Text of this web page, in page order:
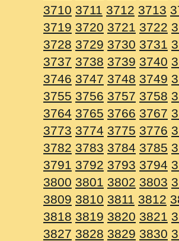
3710 3711 3712 3713
3719 3720 3721 3722
3728 3729 3730 3731
3737 3738 3739 3740
3746 3747 3748 3749
3755 3756 3757 3758
3764 3765 3766 3767
3773 3774 3775 3776
3782 3783 3784 3785
3791 3792 3793 3794
3800 3801 3802 3803
3809 3810 3811 3812
3818 3819 3820 3821
3827 3828 3829 3830